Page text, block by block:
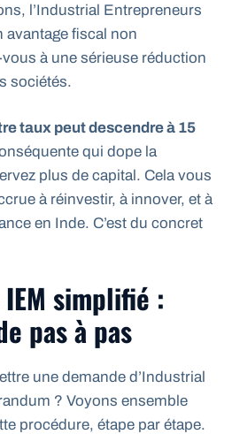
l’Industrial Entrepreneurs
avantage fiscal non
à une sérieuse réduction
sociétés.
taux peut descendre à 15
qui dope la
plus de capital. Cela vous
à réinvestir, à innover, et à
en Inde. C’est du concret
simplifié :
pas à pas
une demande d’Industrial
? Voyons ensemble
procédure, étape par étape.